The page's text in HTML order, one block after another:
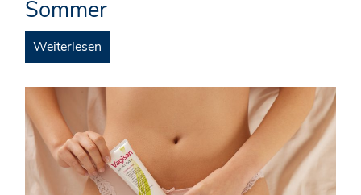
Sommer
Weiterlesen